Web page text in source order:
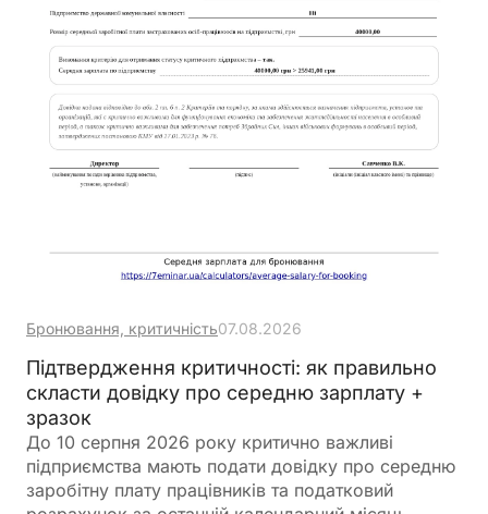
Бронювання, критичність07.08.2026
Підтвердження критичності: як правильно
скласти довідку про середню зарплату +
зразок
До 10 серпня 2026 року критично важливі
підприємства мають подати довідку про середню
заробітну плату працівників та податковий